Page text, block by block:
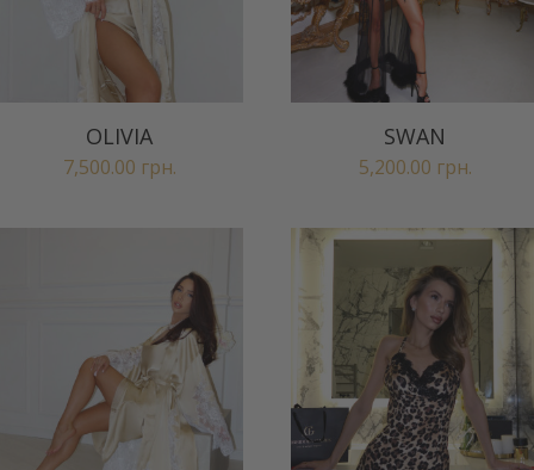
OLIVIA
7,500.00 грн.
SWAN
5,200.00 грн.